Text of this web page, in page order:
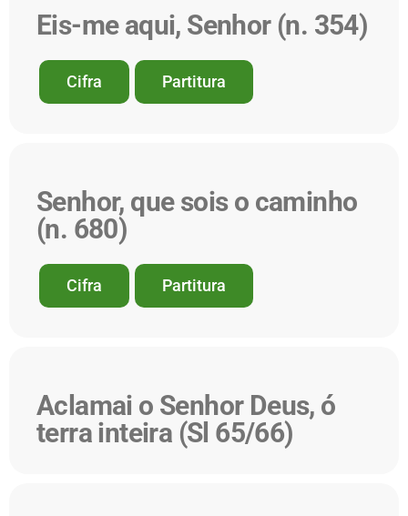
Eis-me aqui, Senhor (n. 354)
Cifra Partitura
Senhor, que sois o caminho
(n. 680)
Cifra Partitura
Aclamai o Senhor Deus, ó
terra inteira (Sl 65/66)